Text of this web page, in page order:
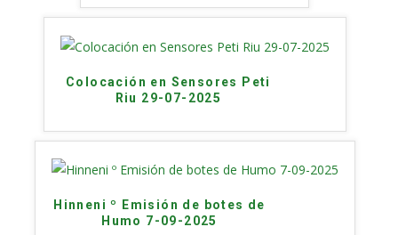
Colocación en Sensores Peti
Riu 29-07-2025
Hinneni º Emisión de botes de
Humo 7-09-2025